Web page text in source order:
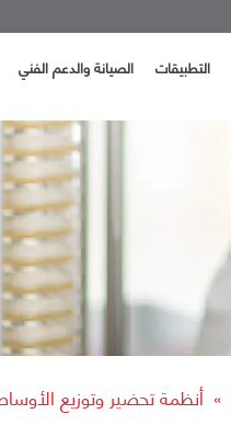
التطبيقات الصيانة والدعم الفني
» أنظمة تحضير وتوزيع